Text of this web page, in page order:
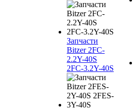
Запчасти
Bitzer 2FC-
2.2Y-40S
2FC-3.2Y-40S